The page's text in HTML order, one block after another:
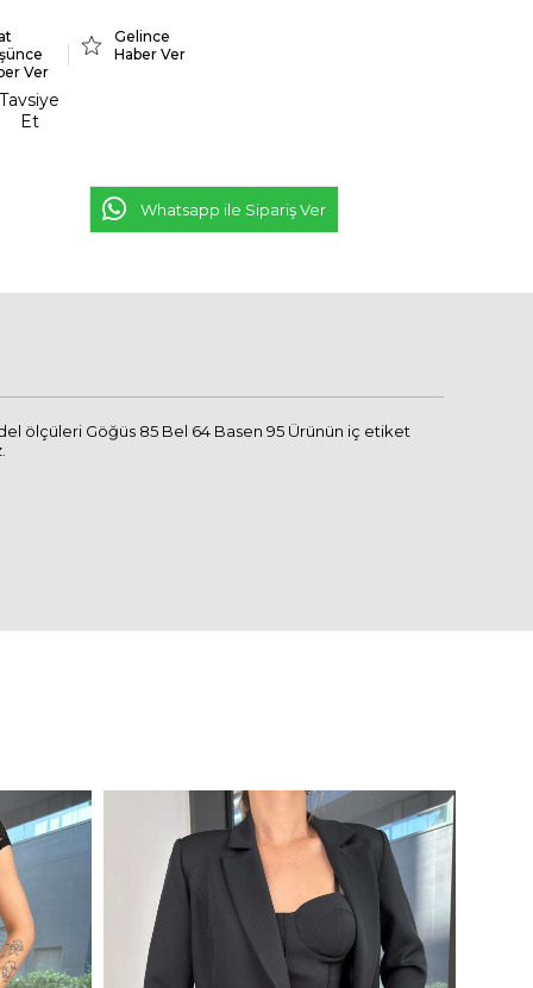
Ver
Gelince
Haber Ver
Tavsiye
Et
Whatsapp ile Sipariş Ver
ölçüleri Göğüs 85 Bel 64 Basen 95 Ürünün iç etiket